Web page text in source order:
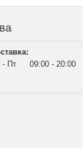
- Пт
09:00 - 20:00